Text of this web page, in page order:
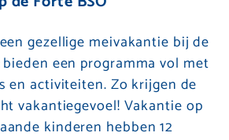
gezellige meivakantie bij de
bieden een programma vol met
en activiteiten. Zo krijgen de
vakantiegevoel! Vakantie op
kinderen hebben 12